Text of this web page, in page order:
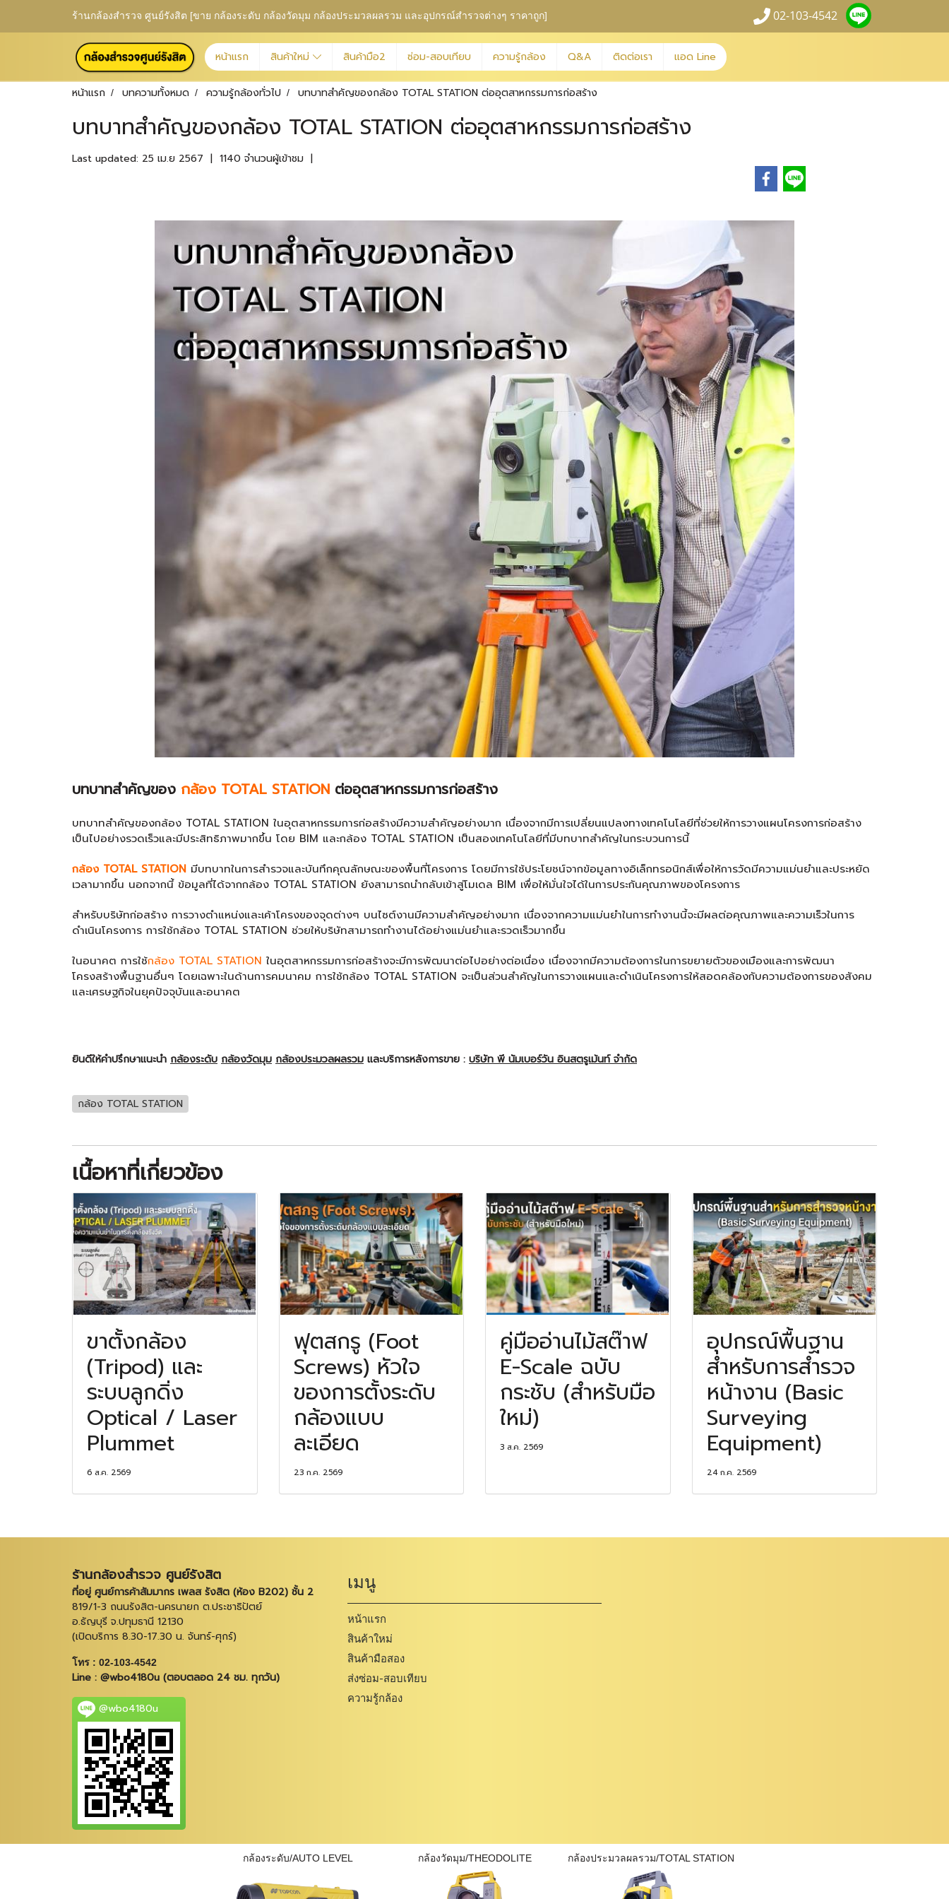
ร้านกล้องสำรวจ ศูนย์รังสิต [ขาย กล้องระดับ กล้องวัดมุม กล้องประมวลผลรวม และอุปกรณ์สำรวจต่างๆ ราคาถูก] 02-103-4542
หน้าแรก สินค้าใหม่ สินค้ามือ2 ซ่อม-สอบเทียบ ความรู้กล้อง Q&A ติดต่อเรา แอด Line
หน้าแรก บทความทั้งหมด ความรู้กล้องทั่วไป บทบาทสำคัญของกล้อง TOTAL STATION ต่ออุตสาหกรรมการก่อสร้าง
บทบาทสำคัญของกล้อง TOTAL STATION ต่ออุตสาหกรรมการก่อสร้าง
Last updated: 25 เม.ย 2567 | 1140 จำนวนผู้เข้าชม |
บทบาทสำคัญของ กล้อง TOTAL STATION ต่ออุตสาหกรรมการก่อสร้าง
บทบาทสำคัญของกล้อง TOTAL STATION ในอุตสาหกรรมการก่อสร้างมีความสำคัญอย่างมาก เนื่องจากมีการเปลี่ยนแปลงทางเทคโนโลยีที่ช่วยให้การวางแผนโครงการก่อสร้าง
เป็นไปอย่างรวดเร็วและมีประสิทธิภาพมากขึ้น โดย BIM และกล้อง TOTAL STATION เป็นสองเทคโนโลยีที่มีบทบาทสำคัญในกระบวนการนี้
กล้อง TOTAL STATION มีบทบาทในการสำรวจและบันทึกคุณลักษณะของพื้นที่โครงการ โดยมีการใช้ประโยชน์จากข้อมูลทางอิเล็กทรอนิกส์เพื่อให้การวัดมีความแม่นยำและประหยัด
เวลามากขึ้น นอกจากนี้ ข้อมูลที่ได้จากกล้อง TOTAL STATION ยังสามารถนำกลับเข้าสู่โมเดล BIM เพื่อให้มั่นใจได้ในการประกันคุณภาพของโครงการ
สำหรับบริษัทก่อสร้าง การวางตำแหน่งและเค้าโครงของจุดต่างๆ บนไซต์งานมีความสำคัญอย่างมาก เนื่องจากความแม่นยำในการทำงานนี้จะมีผลต่อคุณภาพและความเร็วในการ
ดำเนินโครงการ การใช้กล้อง TOTAL STATION ช่วยให้บริษัทสามารถทำงานได้อย่างแม่นยำและรวดเร็วมากขึ้น
ในอนาคต การใช้กล้อง TOTAL STATION ในอุตสาหกรรมการก่อสร้างจะมีการพัฒนาต่อไปอย่างต่อเนื่อง เนื่องจากมีความต้องการในการขยายตัวของเมืองและการพัฒนา
โครงสร้างพื้นฐานอื่นๆ โดยเฉพาะในด้านการคมนาคม การใช้กล้อง TOTAL STATION จะเป็นส่วนสำคัญในการวางแผนและดำเนินโครงการให้สอดคล้องกับความต้องการของสังคม
และเศรษฐกิจในยุคปัจจุบันและอนาคต
ยินดีให้คำปรึกษาแนะนำ กล้องระดับ กล้องวัดมุม กล้องประมวลผลรวม และบริการหลังการขาย : บริษัท พี นัมเบอร์วัน อินสตรูเม้นท์ จำกัด
กล้อง TOTAL STATION
เนื้อหาที่เกี่ยวข้อง
ขาตั้งกล้อง
(Tripod) และ
ระบบลูกดิ่ง
Optical / Laser
Plummet
6 ส.ค. 2569
ฟุตสกรู (Foot
Screws) หัวใจ
ของการตั้งระดับ
กล้องแบบ
ละเอียด
23 ก.ค. 2569
คู่มืออ่านไม้สต๊าฟ
E-Scale ฉบับ
กระชับ (สำหรับมือ
ใหม่)
3 ส.ค. 2569
อุปกรณ์พื้นฐาน
สำหรับการสำรวจ
หน้างาน (Basic
Surveying
Equipment)
24 ก.ค. 2569
ร้านกล้องสำรวจ ศูนย์รังสิต
ที่อยู่ ศูนย์การค้าสัมมากร เพลส รังสิต (ห้อง B202) ชั้น 2
819/1-3 ถนนรังสิต-นครนายก ต.ประชาธิปัตย์
อ.ธัญบุรี จ.ปทุมธานี 12130
(เปิดบริการ 8.30-17.30 น. จันทร์-ศุกร์)
โทร : 02-103-4542
Line : @wbo4180u (ตอบตลอด 24 ชม. ทุกวัน)
@wbo4180u
เมนู
หน้าแรก
สินค้าใหม่
สินค้ามือสอง
ส่งซ่อม-สอบเทียบ
ความรู้กล้อง
กล้องระดับ/AUTO LEVEL กล้องวัดมุม/THEODOLITE กล้องประมวลผลรวม/TOTAL STATION